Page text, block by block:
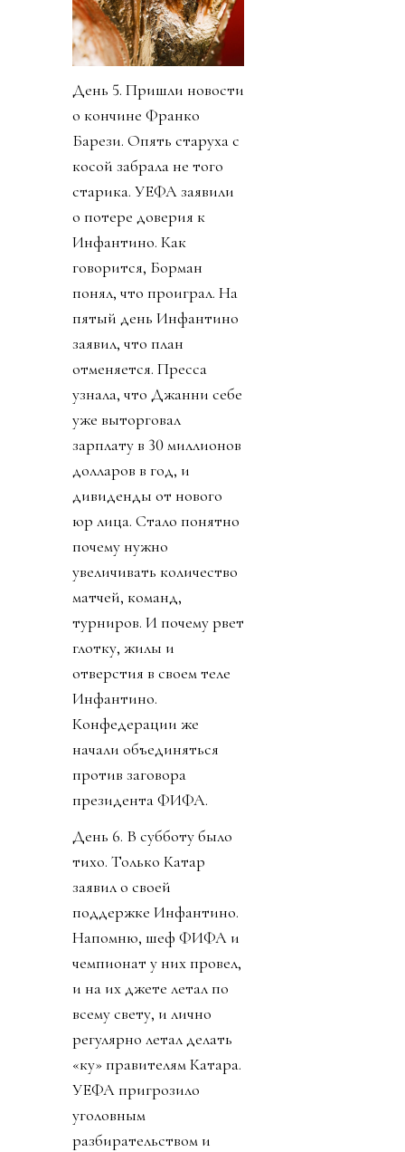
День 5. Пришли новости
о кончине Франко
Барези. Опять старуха с
косой забрала не того
старика. УЕФА заявили
о потере доверия к
Инфантино. Как
говорится, Борман
понял, что проиграл. На
пятый день Инфантино
заявил, что план
отменяется. Пресса
узнала, что Джанни себе
уже выторговал
зарплату в 30 миллионов
долларов в год, и
дивиденды от нового
юр лица. Стало понятно
почему нужно
увеличивать количество
матчей, команд,
турниров. И почему рвет
глотку, жилы и
отверстия в своем теле
Инфантино.
Конфедерации же
начали объединяться
против заговора
президента ФИФА.
День 6. В субботу было
тихо. Только Катар
заявил о своей
поддержке Инфантино.
Напомню, шеф ФИФА и
чемпионат у них провел,
и на их джете летал по
всему свету, и лично
регулярно летал делать
«ку» правителям Катара.
УЕФА пригрозило
уголовным
разбирательством и